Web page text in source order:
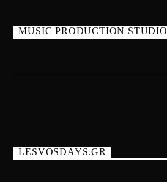
MUSIC PRODUCTION STUDIO
LESVOSDAYS.GR